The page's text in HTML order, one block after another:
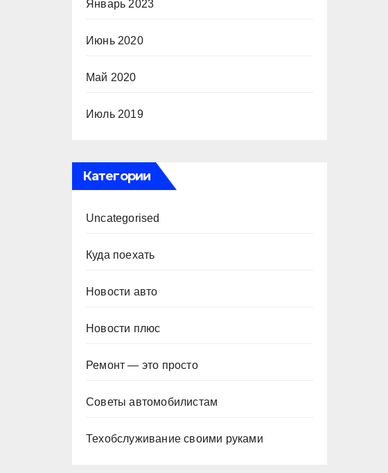
Январь 2023
Июнь 2020
Май 2020
Июль 2019
Категории
Uncategorised
Куда поехать
Новости авто
Новости плюс
Ремонт — это просто
Советы автомобилистам
Техобслуживание своими руками